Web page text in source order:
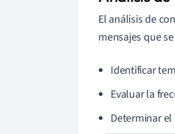
El análisis de
mensajes que
Identificar
Evaluar la
Determinar